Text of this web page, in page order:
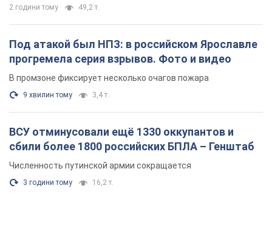
2 години тому 49,2 т.
Под атакой был НПЗ: в российском Ярославле
прогремела серия взрывов. Фото и видео
В промзоне фиксирует несколько очагов пожара
9 хвилин тому 3,4 т.
ВСУ отминусовали ещё 1330 оккупантов и
сбили более 1800 российских БПЛА – Генштаб
Численность путинской армии сокращается
3 години тому 16,2 т.